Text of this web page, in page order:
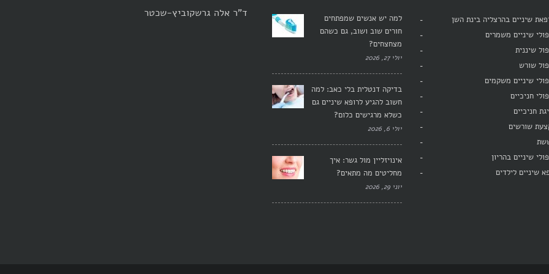
ד"ר אלה גרשקוביץ-שכטר
למה יש אנשים שמפתחים
חורים שוב ושוב, גם כשהם
מצחצחים?
יולי 27, 2026
בדיקה דנטלית בלי כאב: למה
חשוב להגיע לרופא שיניים גם
כשלא מרגישים כלום?
יולי 6, 2026
אינויזליין מול גשר: איך
מחליטים מה מתאים?
יוני 29, 2026
שיניים בהרצליה בינת השן
שיניים משמרים
שיננית
שורש
שיניים משקמים
חניכיים
חניכיים
שורשים
שיניים בהריון
שיניים לילדים